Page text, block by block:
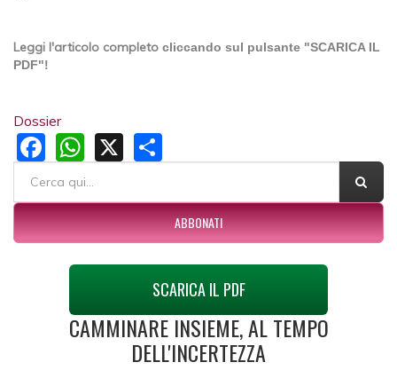
Leggi l'articolo completo cliccando sul pulsante "SCARICA IL
PDF"!
Dossier
Facebook
WhatsApp
X
FORM DI RICERCA
ABBONATI
SCARICA IL PDF
CAMMINARE INSIEME, AL TEMPO
DELL'INCERTEZZA